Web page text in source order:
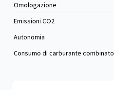
Omologazione
Emissioni CO2
Autonomia
Consumo di carburante combinato